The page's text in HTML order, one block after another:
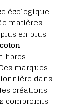
écologique,
matières
en plus
coton
fibres
marques
dans
créations
compromis